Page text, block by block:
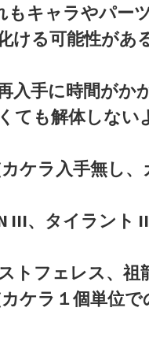
もキャラやパー
ける可能性があ
入手に時間がか
ても解体しない
カケラ入手無し、
III、タイラント
トフェレス、祖
カケラ１個単位で